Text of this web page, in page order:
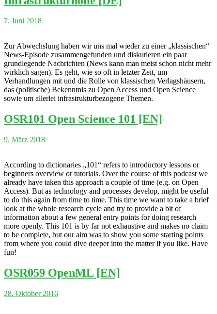
7. Juni 2018
Zur Abwechslung haben wir uns mal wieder zu einer „klassischen“
News-Episode zusammengefunden und diskutieren ein paar
grundlegende Nachrichten (News kann man meist schon nicht mehr
wirklich sagen). Es geht, wie so oft in letzter Zeit, um
Verhandlungen mit und die Rolle von klassischen Verlagshäusern,
das (politische) Bekenntnis zu Open Access und Open Science
sowie um allerlei infrastrukturbezogene Themen.
OSR101 Open Science 101 [EN]
9. März 2018
According to dictionaries „101“ refers to introductory lessons or
beginners overview or tutorials. Over the course of this podcast we
already have taken this approach a couple of time (e.g. on Open
Access). But as technology and processes develop, might be useful
to do this again from time to time. This time we want to take a brief
look at the whole research cycle and try to provide a bit of
information about a few general entry points for doing research
more openly. This 101 is by far not exhaustive and makes no claim
to be complete, but our aim was to show you some starting points
from where you could dive deeper into the matter if you like. Have
fun!
OSR059 OpenML [EN]
28. Oktober 2016